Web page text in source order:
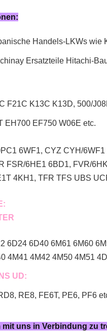
Handels-LKWs wie
Ersatzteile Hitachi-
F21C K13C K13D, 500/
EH700 EF750 W06E etc.
6WF1, CYZ CYH/6WF1
FSR/6HE1 6BD1, FVR/
4KH1, TFR TFS UBS
6D24 6D40 6M61 6M60
4M41 4M42 4M50 4M51
UD:
RE8, FE6T, PE6, PF6
mit uns in Verbindung zu